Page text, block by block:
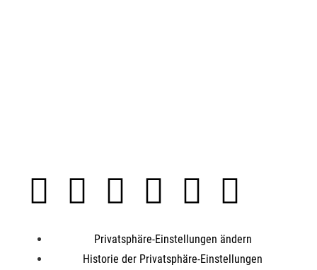
Privatsphäre-Einstellungen ändern
Historie der Privatsphäre-Einstellungen